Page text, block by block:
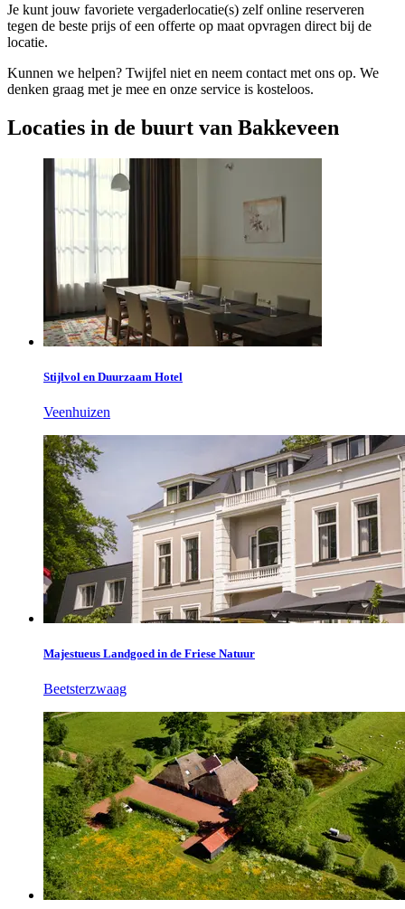
Je kunt jouw favoriete vergaderlocatie(s) zelf online reserveren
tegen de beste prijs of een offerte op maat opvragen direct bij de
locatie.
Kunnen we helpen? Twijfel niet en neem contact met ons op. We
denken graag met je mee en onze service is kosteloos.
Locaties in de buurt van Bakkeveen
Stijlvol en Duurzaam Hotel
Veenhuizen
Majestueus Landgoed in de Friese Natuur
Beetsterzwaag